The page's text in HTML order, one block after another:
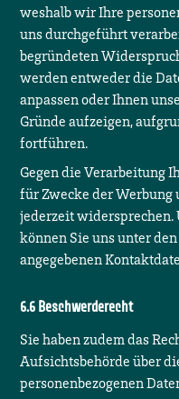
weshalb wir Ihre
uns durchgeführt
begründeten
werden entweder die
anpassen oder Ihnen
Gründe aufzeigen,
fortführen.
Gegen die Verarbeitung
für Zwecke der Werbung
jederzeit
können Sie uns unter
angegebenen
Beschwerderecht
Sie haben zudem das
Aufsichtsbehörde über
personenbezogenen